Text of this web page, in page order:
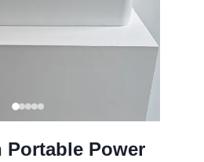
Portable Power